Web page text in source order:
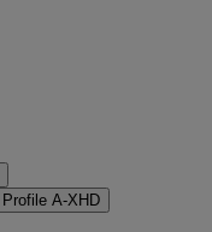
Profile A-XHD